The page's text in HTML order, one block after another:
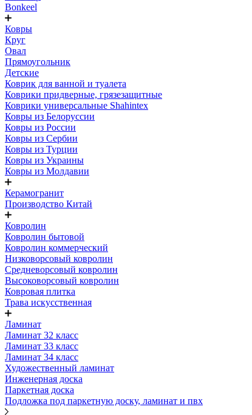
Bonkeel
Ковры
Круг
Овал
Прямоугольник
Детские
Коврик для ванной и туалета
Коврики придверные, грязезащитные
Коврики универсальные Shahintex
Ковры из Белоруссии
Ковры из России
Ковры из Сербии
Ковры из Турции
Ковры из Украины
Ковры из Молдавии
Керамогранит
Производство Китай
Ковролин
Ковролин бытовой
Ковролин коммерческий
Низковорсовый ковролин
Средневорсовый ковролин
Высоковорсовый ковролин
Ковровая плитка
Трава искусственная
Ламинат
Ламинат 32 класс
Ламинат 33 класс
Ламинат 34 класс
Художественный ламинат
Инженерная доска
Паркетная доска
Подложка под паркетную доску, ламинат и пвх